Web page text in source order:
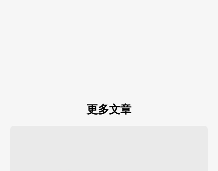
更多文章